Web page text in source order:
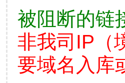
被阻断的链
非我司IP（
要域名入库